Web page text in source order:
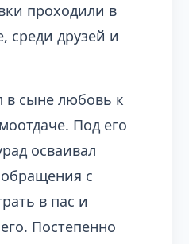
проходили в
среди друзей и
в сыне любовь к
Под его
осваивал
с
в пас и
Постепенно